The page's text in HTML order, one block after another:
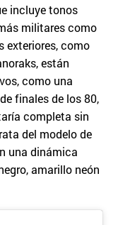
incluye tonos
militares como
exteriores, como
están
como una
finales de los 80,
completa sin
del modelo de
una dinámica
amarillo neón